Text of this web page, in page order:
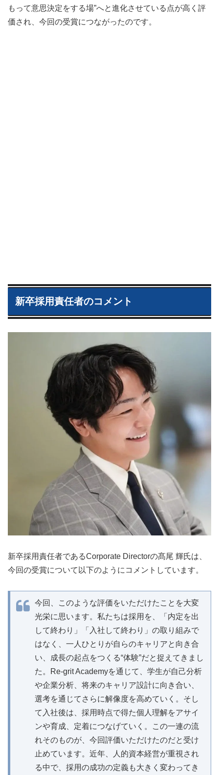
もって意思決定をする場”へと進化させている点が高く評
価され、今回の受賞につながったのです。
新卒採用責任者のコメント
新卒採用責任者であるCorporate Directorの髙尾 輝氏は、
今回の受賞について以下のようにコメントしています。
今回、このような評価をいただけたことを大変
光栄に思います。私たちは採用を、「内定を出
して終わり」「入社して終わり」の取り組みで
はなく、一人ひとりが自らのキャリアと向き合
い、成長の起点をつくる“体験”だと捉えてきまし
た。Re-grit Academyを通じて、学生が自己分析
や企業分析、将来のキャリア設計に向き合い、
選考を通じてさらに解像度を高めていく。そし
て入社後は、採用時点で得た個人理解をアサイ
ンや育成、定着につなげていく。この一連の流
れそのものが、今回評価いただけたのだと受け
止めています。近年、人的資本経営が重視され
る中で、採用の成功の定義も大きく変わってき